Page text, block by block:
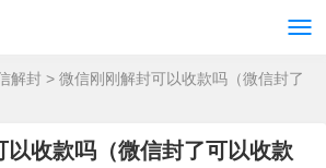
解封 > 微信刚刚解封可以收款吗（微信封了
以收款吗（微信封了可以收款